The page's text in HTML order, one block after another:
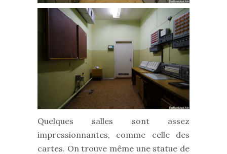
Quelques salles sont assez
impressionnantes, comme celle des
cartes. On trouve même une statue de